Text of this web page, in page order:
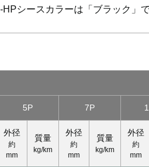
シースカラーは「ブラック」
5P 7P
外径
約
mm
質量
kg/km
外径
約
mm
質量
kg/km
外径
約
mm